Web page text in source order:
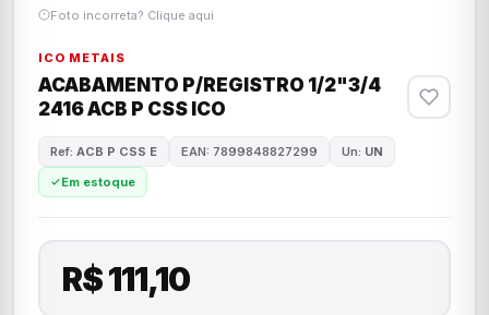
Foto incorreta? Clique aqui
ICO METAIS
ACABAMENTO P/REGISTRO 1/2"3/4
2416 ACB P CSS ICO
Ref: ACB P CSS E EAN: 7899848827299 Un: UN
Em estoque
R$ 111,10